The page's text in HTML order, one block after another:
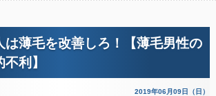
は薄毛を改善しろ！【薄毛男性の
利】
2019年06月09日（日）